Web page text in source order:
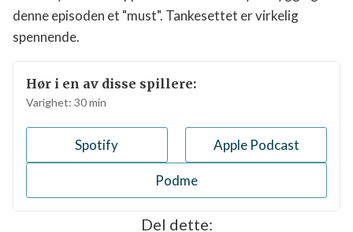
fotavtrykk. Er du opptatt av innovativ hyttebygging
er denne episoden et "must". Tankesettet er virkelig
Hør i en av disse spillere:
Spotify Apple Podcast
Podme